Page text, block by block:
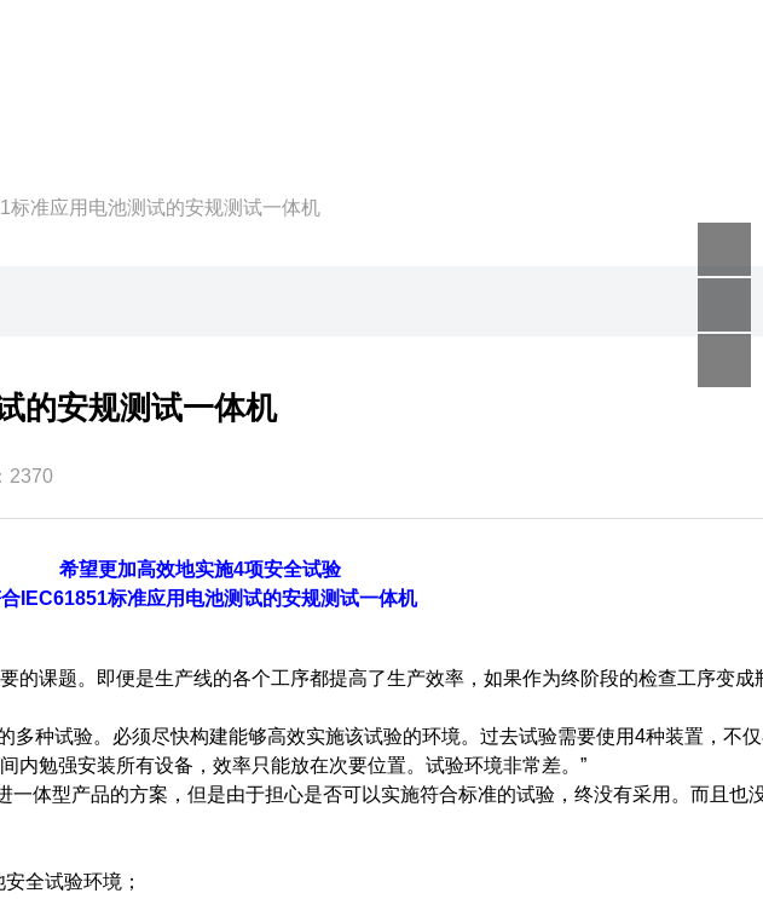
标准应用电池测试的安规测试一体机
的安规测试一体机
2370
希望更加高效地实施4项安全试验
IEC61851标准应用电池测试的安规测试一体机
的课题。即便是生产线的各个工序都提高了生产效率，如果作为终阶段的检查工序变成
多种试验。必须尽快构建能够高效实施该试验的环境。过去试验需要使用4种装置，不
内勉强安装所有设备，效率只能放在次要位置。试验环境非常差。”
体型产品的方案，但是由于担心是否可以实施符合标准的试验，终没有采用。而且也
全试验环境；